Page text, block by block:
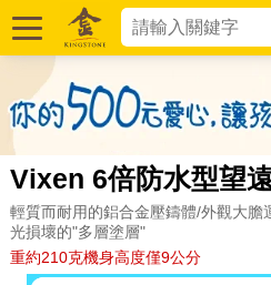
Vixen 6倍防水型望
輕質而耐用的鋁合金壓鑄體/外觀大
光損壞的"多層塗層"
重約210克機身高度僅9公分